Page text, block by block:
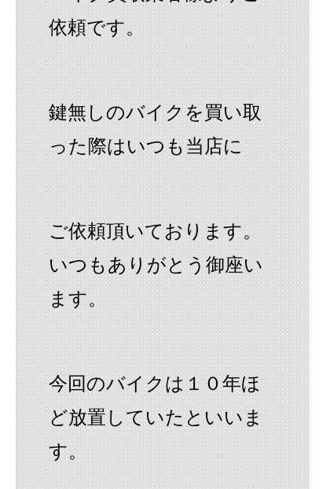
依頼です。
鍵無しのバイクを買い取
った際はいつも当店に
ご依頼頂いております。
いつもありがとう御座い
ます。
今回のバイクは１０年ほ
ど放置していたといいま
す。